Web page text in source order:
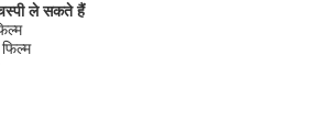
ले सकते हैं